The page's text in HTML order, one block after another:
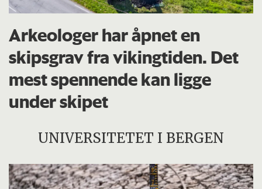
Arkeologer har åpnet en
skipsgrav fra vikingtiden. Det
mest spennende kan ligge
under skipet
UNIVERSITETET I BERGEN